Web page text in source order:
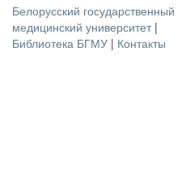
Белорусский государственный
медицинский университет |
Библиотека БГМУ | Контакты